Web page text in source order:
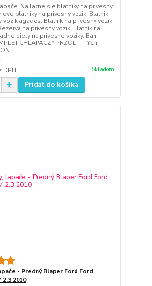
Najlacnejsie blatniky na privesny
blatniky na privesny vozik. Blatnik
vozik agados. Blatnik na privesny vozik
na privesny vozik. Blatník na
diely na privesne voziky. Ban
CHLAPACZY PRZÓD + TYŁ +
DPH Skladom
Pridať do košíka
- Predný Blaper Ford Ford
2.3 2010